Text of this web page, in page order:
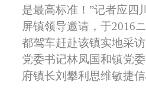
是最高标准！”记者应四
屏镇领导邀请，于2016
都驾车赶赴该镇实地采
党委书记林凤国和镇党
府镇长刘攀利思维敏捷